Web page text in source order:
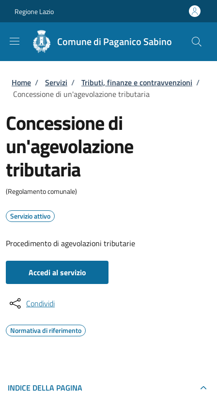
Regione Lazio
Comune di Paganico Sabino
Briciole di pane
Home / Servizi / Tributi, finanze e contravvenzioni /
Concessione di un'agevolazione tributaria
Concessione di
un'agevolazione
tributaria
(Regolamento comunale)
Servizio attivo
Procedimento di agevolazioni tributarie
Accedi al servizio
Condividi
Normativa di riferimento
INDICE DELLA PAGINA